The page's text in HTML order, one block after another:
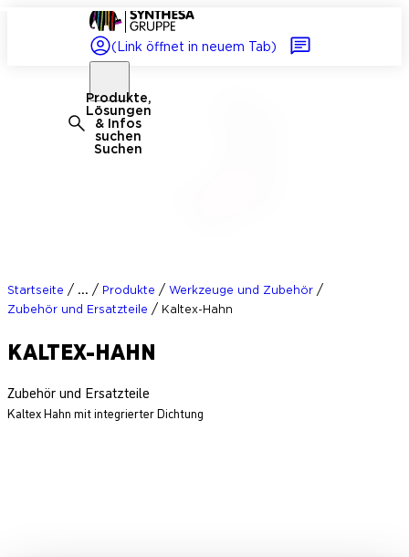
(Link öffnet in neuem Tab)
Produkte,
Lösungen
& Infos
suchen
Suchen
Startseite / ... / Produkte / Werkzeuge und Zubehör /
Zubehör und Ersatzteile / Kaltex-Hahn
KALTEX-HAHN
Zubehör und Ersatzteile
Kaltex Hahn mit integrierter Dichtung